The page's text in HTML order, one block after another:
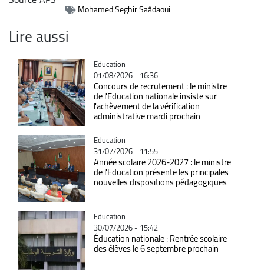
Mohamed Seghir Saâdaoui
Lire aussi
Catégorie
Education
01/08/2026 - 16:36
Concours de recrutement : le ministre
de l'Education nationale insiste sur
l'achèvement de la vérification
administrative mardi prochain
Catégorie
Education
31/07/2026 - 11:55
Année scolaire 2026-2027 : le ministre
de l'Education présente les principales
nouvelles dispositions pédagogiques
Catégorie
Education
30/07/2026 - 15:42
Éducation nationale : Rentrée scolaire
des élèves le 6 septembre prochain